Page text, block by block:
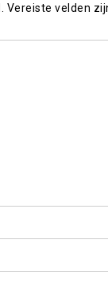
Vereiste velden